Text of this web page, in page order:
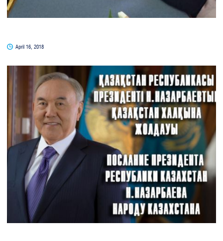
April 16, 2018